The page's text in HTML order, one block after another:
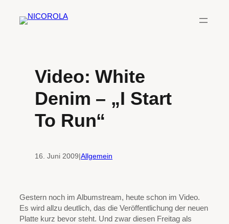
Inhalt
Video: White
Denim – „I Start
To Run“
16. Juni 2009|Allgemein
Gestern noch im Albumstream, heute schon im Video.
Es wird allzu deutlich, das die Veröffentlichung der neuen
Platte kurz bevor steht. Und zwar diesen Freitag als